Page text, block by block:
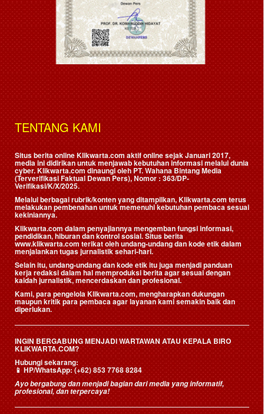
TENTANG KAMI
Situs berita online Klikwarta.com aktif online sejak Januari 2017,
media ini didirikan untuk menjawab kebutuhan informasi melalui dunia
cyber. Klikwarta.com dinaungi oleh PT. Wahana Bintang Media
(Terverifikasi Faktual Dewan Pers), Nomor : 363/DP-
Verifikasi/K/X/2025.
Melalui berbagai rubrik/konten yang ditampilkan, Klikwarta.com terus
melakukan pembenahan untuk memenuhi kebutuhan pembaca sesuai
kekiniannya.
Klikwarta.com dalam penyajiannya mengemban fungsi informasi,
pendidikan, hiburan dan kontrol sosial. Situs berita
www.klikwarta.com terikat oleh undang-undang dan kode etik dalam
menjalankan tugas jurnalistik sehari-hari.
Selain itu, undang-undang dan kode etik itu juga menjadi panduan
kerja redaksi dalam hal memproduksi berita agar sesuai dengan
kaidah jurnalistik, mencerdaskan dan profesional.
Kami, para pengelola Klikwarta.com, mengharapkan dukungan
maupun kritik para pembaca agar layanan kami semakin baik dan
diperlukan.
INGIN BERGABUNG MENJADI WARTAWAN ATAU KEPALA BIRO
KLIKWARTA.COM?
Hubungi sekarang:
📱HP/WhatsApp:(+62) 853 7768 8284
Ayo bergabung dan menjadi bagian dari media yang informatif,
profesional, dan terpercaya!